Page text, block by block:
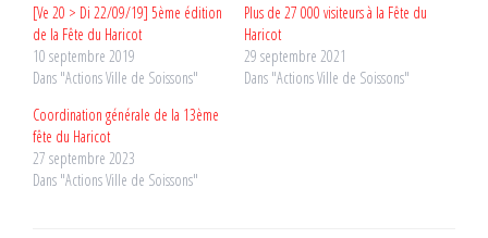
[Ve 20 > Di 22/09/19] 5ème édition
de la Fête du Haricot
10 septembre 2019
Dans "Actions Ville de Soissons"
Plus de 27 000 visiteurs à la Fête du
Haricot
29 septembre 2021
Dans "Actions Ville de Soissons"
Coordination générale de la 13ème
fête du Haricot
27 septembre 2023
Dans "Actions Ville de Soissons"